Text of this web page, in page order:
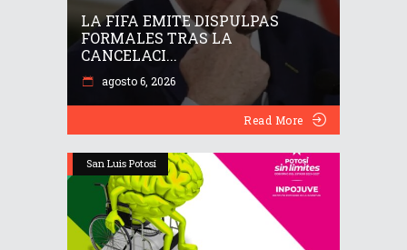
LA FIFA EMITE DISPULPAS
FORMALES TRAS LA
CANCELACI...
agosto 6, 2026
Read More
San Luis Potosí